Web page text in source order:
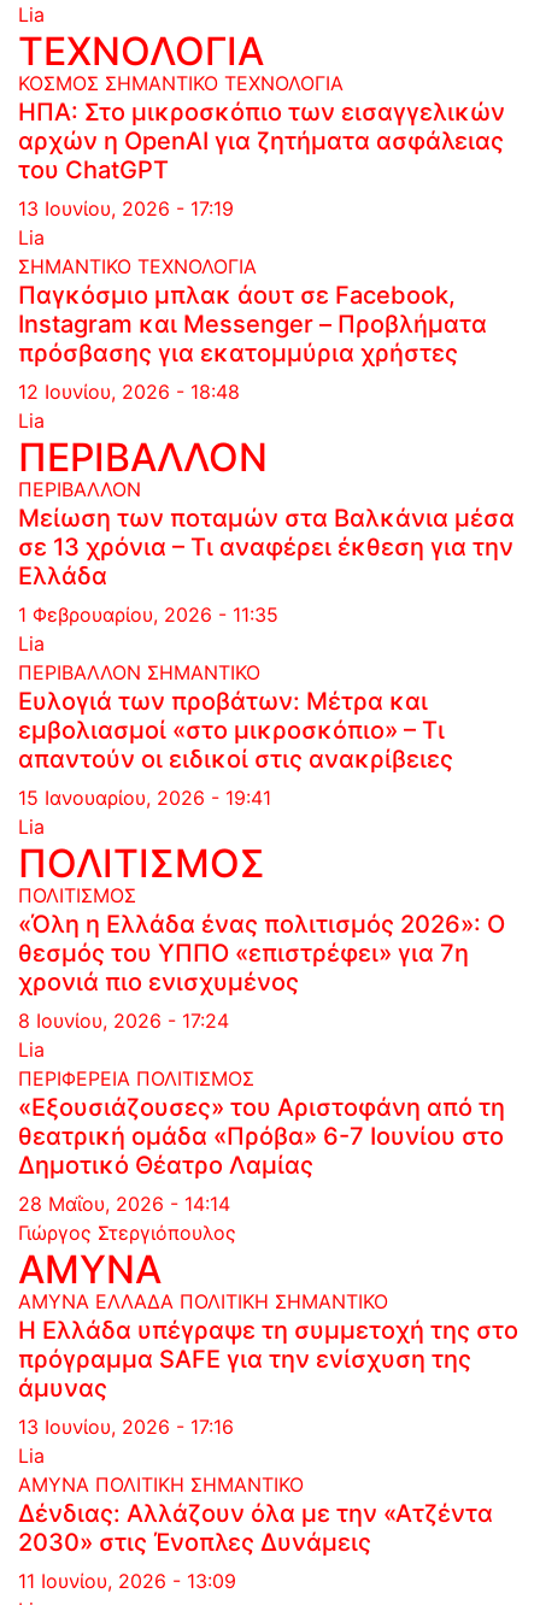
Lia
ΤΕΧΝΟΛΟΓΙΑ
ΚΟΣΜΟΣ ΣΗΜΑΝΤΙΚΟ ΤΕΧΝΟΛΟΓΙΑ
ΗΠΑ: Στο μικροσκόπιο των εισαγγελικών
αρχών η OpenAI για ζητήματα ασφάλειας
του ChatGPT
13 Ιουνίου, 2026 - 17:19
Lia
ΣΗΜΑΝΤΙΚΟ ΤΕΧΝΟΛΟΓΙΑ
Παγκόσμιο μπλακ άουτ σε Facebook,
Instagram και Messenger – Προβλήματα
πρόσβασης για εκατομμύρια χρήστες
12 Ιουνίου, 2026 - 18:48
Lia
ΠΕΡΙΒΑΛΛΟΝ
ΠΕΡΙΒΑΛΛΟΝ
Μείωση των ποταμών στα Βαλκάνια μέσα
σε 13 χρόνια – Τι αναφέρει έκθεση για την
Ελλάδα
1 Φεβρουαρίου, 2026 - 11:35
Lia
ΠΕΡΙΒΑΛΛΟΝ ΣΗΜΑΝΤΙΚΟ
Ευλογιά των προβάτων: Μέτρα και
εμβολιασμοί «στο μικροσκόπιο» – Τι
απαντούν οι ειδικοί στις ανακρίβειες
15 Ιανουαρίου, 2026 - 19:41
Lia
ΠΟΛΙΤΙΣΜΟΣ
ΠΟΛΙΤΙΣΜΟΣ
«Όλη η Ελλάδα ένας πολιτισμός 2026»: Ο
θεσμός του ΥΠΠΟ «επιστρέφει» για 7η
χρονιά πιο ενισχυμένος
8 Ιουνίου, 2026 - 17:24
Lia
ΠΕΡΙΦΕΡΕΙΑ ΠΟΛΙΤΙΣΜΟΣ
«Εξουσιάζουσες» του Αριστοφάνη από τη
θεατρική ομάδα «Πρόβα» 6-7 Ιουνίου στο
Δημοτικό Θέατρο Λαμίας
28 Μαΐου, 2026 - 14:14
Γιώργος Στεργιόπουλος
ΑΜΥΝΑ
ΑΜΥΝΑ ΕΛΛΑΔΑ ΠΟΛΙΤΙΚΗ ΣΗΜΑΝΤΙΚΟ
Η Ελλάδα υπέγραψε τη συμμετοχή της στο
πρόγραμμα SAFE για την ενίσχυση της
άμυνας
13 Ιουνίου, 2026 - 17:16
Lia
ΑΜΥΝΑ ΠΟΛΙΤΙΚΗ ΣΗΜΑΝΤΙΚΟ
Δένδιας: Αλλάζουν όλα με την «Ατζέντα
2030» στις Ένοπλες Δυνάμεις
11 Ιουνίου, 2026 - 13:09